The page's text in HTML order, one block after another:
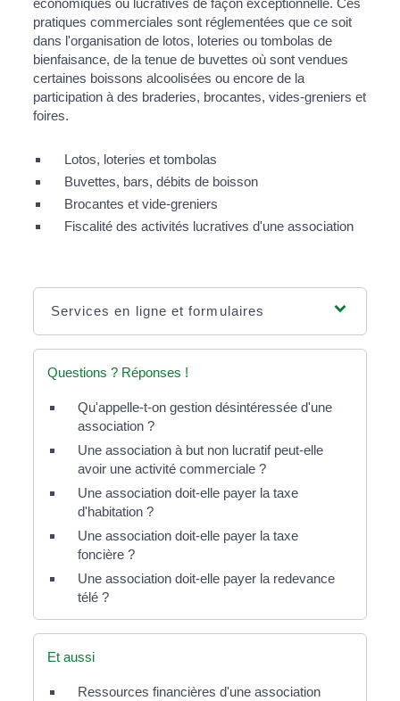
pratiques commerciales sont réglementées que ce soit
dans l'organisation de lotos, loteries ou tombolas de
bienfaisance, de la tenue de buvettes où sont vendues
certaines boissons alcoolisées ou encore de la
participation à des braderies, brocantes, vides-greniers et
foires.
Lotos, loteries et tombolas
Buvettes, bars, débits de boisson
Brocantes et vide-greniers
Fiscalité des activités lucratives d'une association
Services en ligne et formulaires
Questions ? Réponses !
Qu'appelle-t-on gestion désintéressée d'une
association ?
Une association à but non lucratif peut-elle
avoir une activité commerciale ?
Une association doit-elle payer la taxe
d'habitation ?
Une association doit-elle payer la taxe
foncière ?
Une association doit-elle payer la redevance
télé ?
Et aussi
Ressources financières d'une association